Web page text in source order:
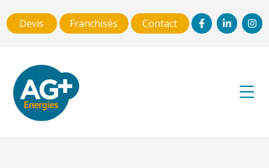
Devis Franchisés Contact